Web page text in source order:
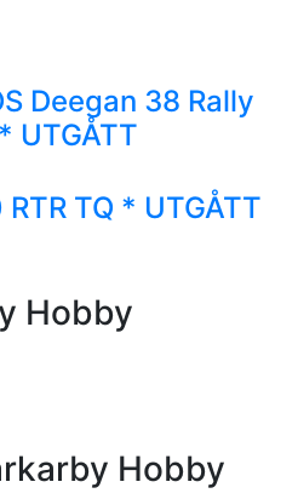
Deegan 38 Rally
UTGÅTT
TQ * UTGÅTT
Hobby
Hobby